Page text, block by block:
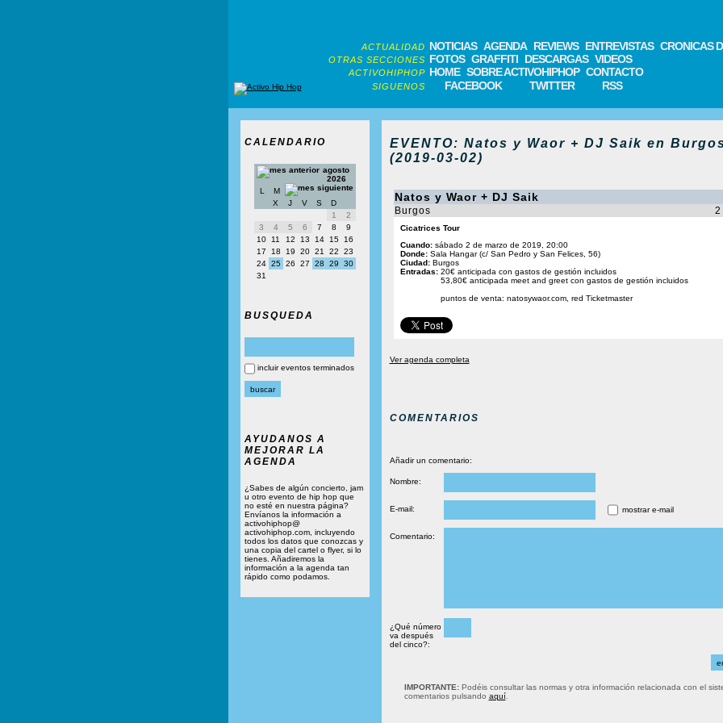
ACTUALIDAD NOTICIAS AGENDA REVIEWS ENTREVISTAS CRONICAS
OTRAS SECCIONES FOTOS GRAFFITI DESCARGAS VIDEOS
ACTIVOHIPHOP HOME SOBRE ACTIVOHIPHOP CONTACTO
SIGUENOS FACEBOOK TWITTER RSS
CALENDARIO
agosto
2026
L
M
X
J V S
D
1
2
3
4 5 6 7 8
9
10
11 12 13 14 15
16
17
18 19 20 21 22
23
24 25 26 27 28 29
30
31
BUSQUEDA
incluir eventos terminados
AYUDANOS A
MEJORAR LA
AGENDA
¿Sabes de algún concierto, jam
u otro evento de hip hop que
no esté en nuestra página?
Envíanos la información a
activohiphop@
activohiphop.com, incluyendo
todos los datos que conozcas y
una copia del cartel o flyer, si lo
tienes. Añadiremos la
información a la agenda tan
rápido como podamos.
EVENTO: Natos y Waor + DJ Saik en
(2019-03-02)
Natos y Waor + DJ Saik
Burgos 2
Cicatrices Tour
Cuando:sábado 2 de marzo de 2019, 20:00
Donde:Sala Hangar (c/ San Pedro y San Felices, 56)
Ciudad:Burgos
Entradas: 20€ anticipada con gastos de gestión incluidos
53,80€ anticipada meet and greet con gastos de gestión incluidos
puntos de venta: natosywaor.com, red Ticketmaster
Ver agenda completa
COMENTARIOS
Añadir un comentario:
Nombre:
E-mail: mostrar e-mail
Comentario:
¿Qué número
va después
del cinco?:
IMPORTANTE:Podéis consultar las normas y otra información relacionada con el
comentarios pulsando aquí.